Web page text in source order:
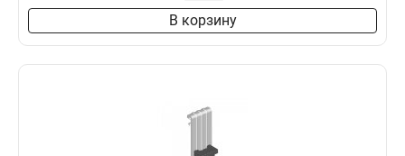
В корзину